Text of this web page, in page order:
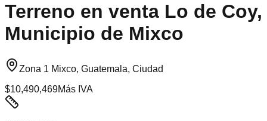
Terreno en venta Lo de Coy,
Municipio de Mixco
Zona 1 Mixco, Guatemala, Ciudad
$10,490,469Más IVA